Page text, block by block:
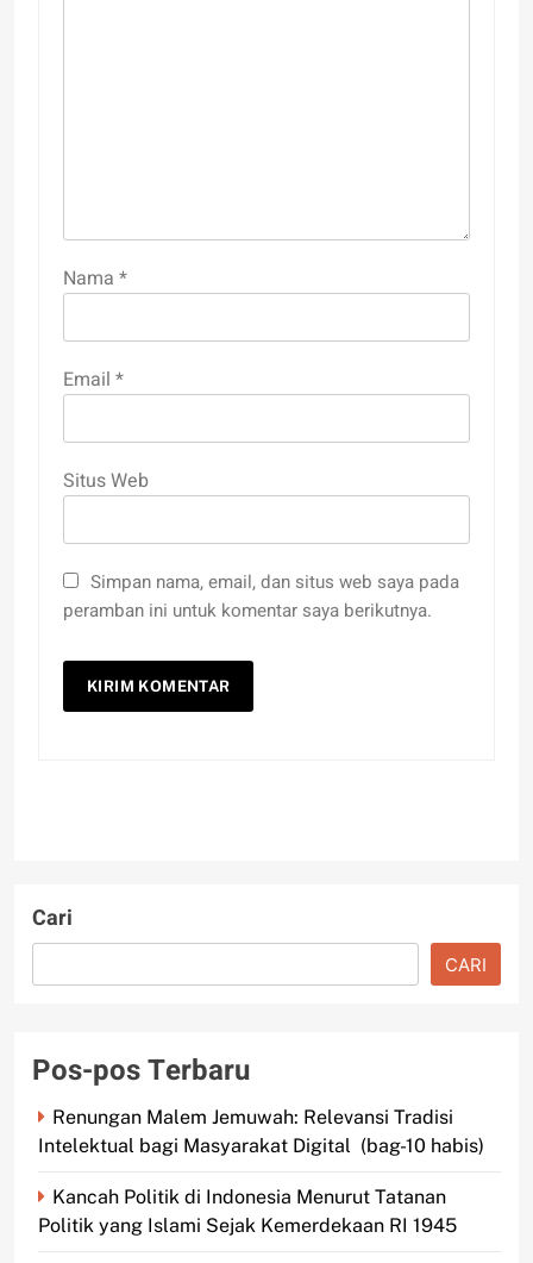
Nama *
Email *
Situs Web
Simpan nama, email, dan situs web saya pada
peramban ini untuk komentar saya berikutnya.
Cari
CARI
Pos-pos Terbaru
Renungan Malem Jemuwah: Relevansi Tradisi
Intelektual bagi Masyarakat Digital (bag-10 habis)
Kancah Politik di Indonesia Menurut Tatanan
Politik yang Islami Sejak Kemerdekaan RI 1945